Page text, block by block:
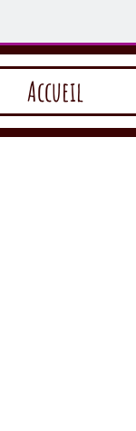
Accueil